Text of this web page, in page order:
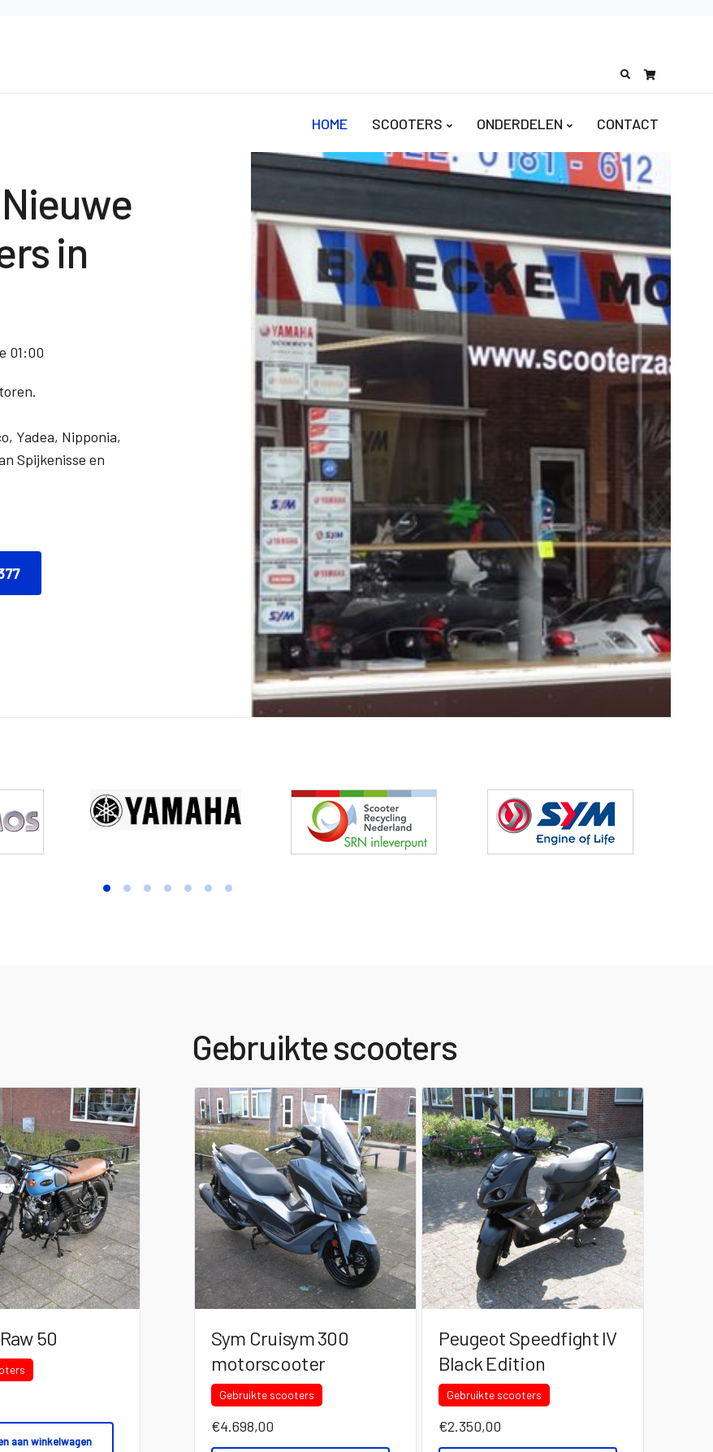
Search
HOME SCOOTERS ONDERDELEN CONTACT
in
01:00
Yadea, Nipponia,
Spijkenisse en
50
aan winkelwagen
Gebruikte scooters
Sym Cruisym 300
motorscooter
Gebruikte scooters
€4.698,00
Peugeot Speedfight IV
Black Edition
Gebruikte scooters
€2.350,00